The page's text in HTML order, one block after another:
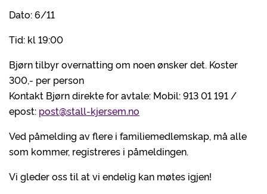
Dato: 6/11
Tid: kl 19:00
Bjørn tilbyr overnatting om noen ønsker det. Koster
300,- per person
Kontakt Bjørn direkte for avtale: Mobil: 913 01 191 /
epost: post@stall-kjersem.no
Ved påmelding av flere i familiemedlemskap, må alle
som kommer, registreres i påmeldingen.
Vi gleder oss til at vi endelig kan møtes igjen!